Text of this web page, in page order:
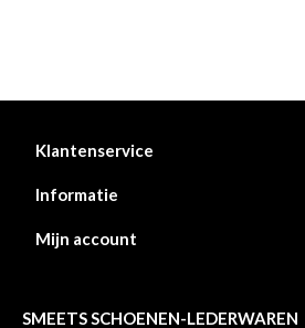
Klantenservice
Informatie
Mijn account
SMEETS SCHOENEN-LEDERWAREN